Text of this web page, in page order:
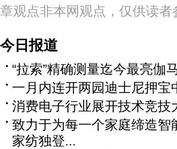
章观点非本网观点，仅供读者
今日报道
“拉索”精确测量迄今最亮伽
一月内连开两园迪士尼押宝
消费电子行业展开技术竞技
致力于为每一个家庭缔造
家纺独登...